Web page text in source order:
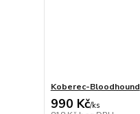
Koberec-Bloodhound
990 Kč/ks